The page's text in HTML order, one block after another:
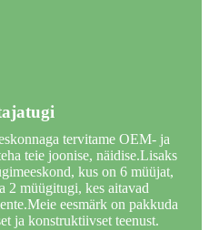
tervitame OEM- ja
teie joonise, näidise.Lisaks
kus on 6 müüjat,
2 müügitugi, kes aitavad
eesmärk on pakkuda
ja konstruktiivset teenust.